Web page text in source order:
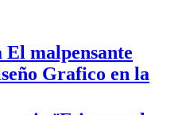
El malpensante
Grafico en la